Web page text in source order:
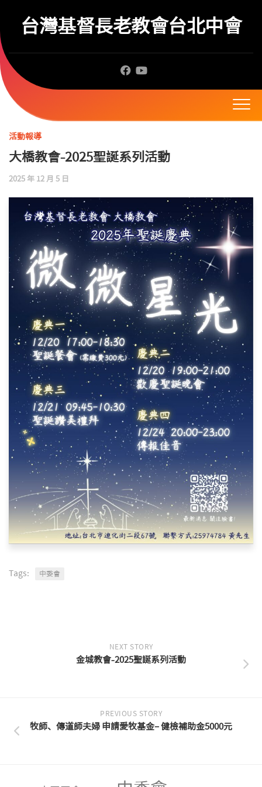
content台灣基督長老教會台北中會
活動報導
大橋教會-2025聖誕系列活動
2025 年 12 月 5 日
Tags: 中委會
NEXT STORY
金城教會-2025聖誕系列活動
PREVIOUS STORY
牧師、傳道師夫婦 申請愛牧基金– 健檢補助金5000元